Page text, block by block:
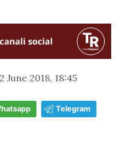
June 2018, 18:45
Telegram